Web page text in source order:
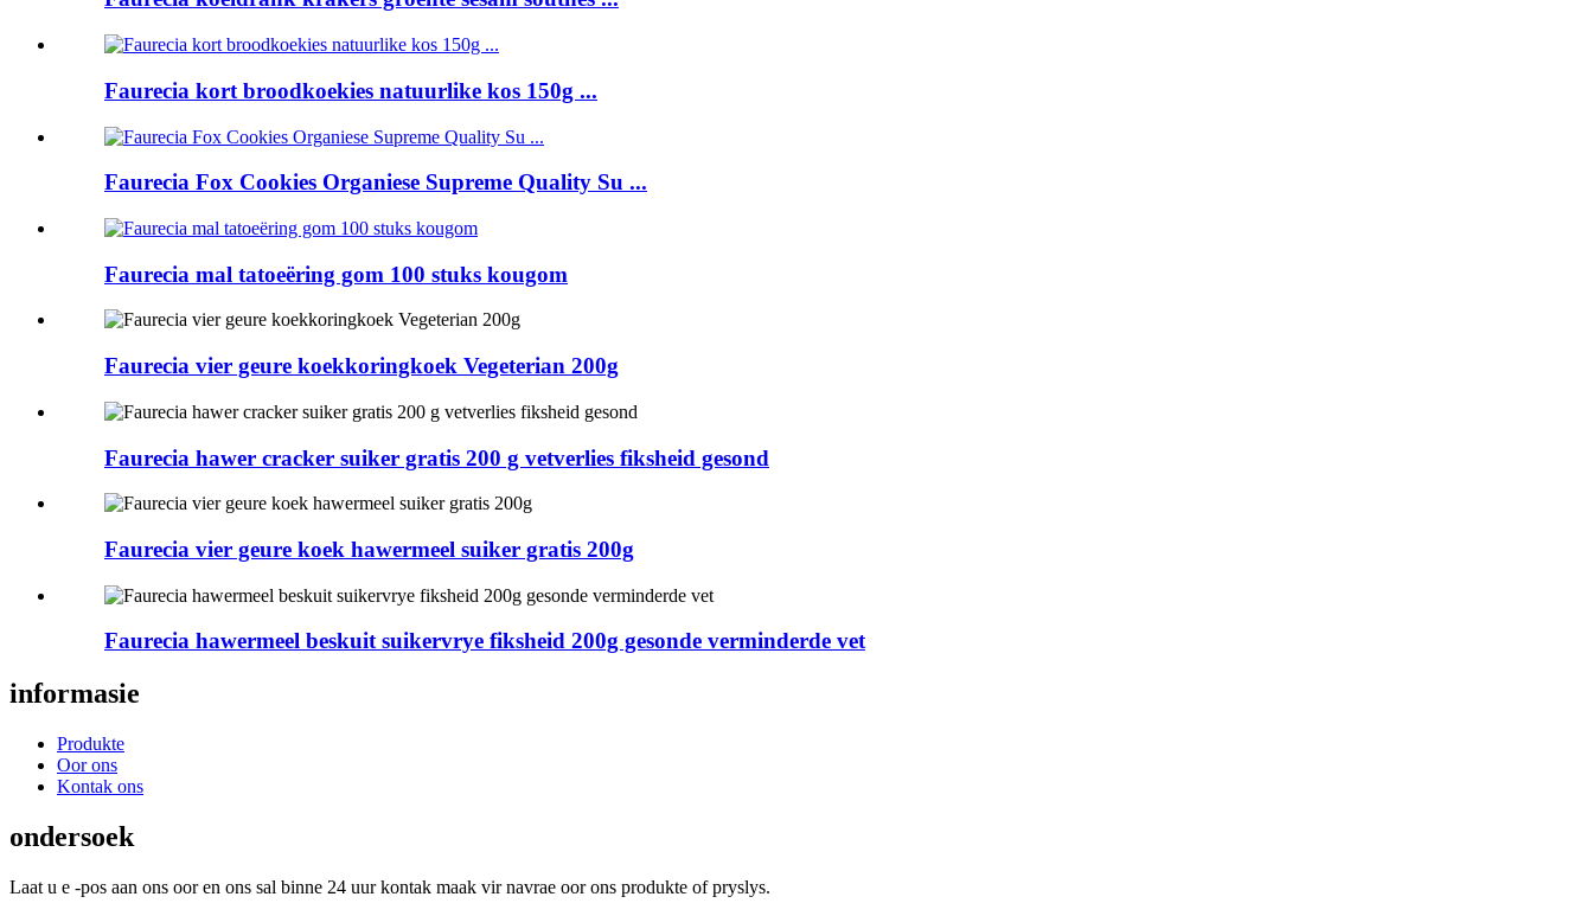
Faurecia kort broodkoekies natuurlike kos 150g ...
Faurecia Fox Cookies Organiese Supreme Quality Su ...
Faurecia mal tatoeëring gom 100 stuks kougom
Faurecia vier geure koekkoringkoek Vegeterian 200g
Faurecia hawer cracker suiker gratis 200 g vetverlies fiksheid gesond
Faurecia vier geure koek hawermeel suiker gratis 200g
Faurecia hawermeel beskuit suikervrye fiksheid 200g gesonde verminderde vet
informasie
Produkte
Oor ons
Kontak ons
ondersoek
Laat u e -pos aan ons oor en ons sal binne 24 uur kontak maak vir navrae oor ons produkte of pryslys.